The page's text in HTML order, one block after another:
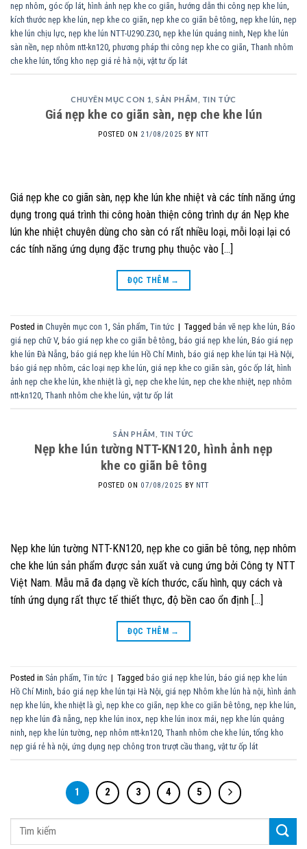
nẹp nhôm góc ốp lát hình ảnh nẹp khe co giãn hướng dẫn thi công nẹp khe lún
kích thước nẹp khe lún nẹp khe co giãn nẹp khe co giãn bê tông nẹp khe lún nẹp
khe lún chịu lực nẹp khe lún NTT-U290.Z30 nẹp khe lún quảng ninh Nẹp khe lún
sàn nền nẹp nhôm ntt-kn120 phương pháp thi công nẹp khe co giãn Thanh nhôm
che khe lún ,tổng kho nẹp giá rẻ hà nội vật tư ốp lát
CHUYÊN MỤC CON 1 ,SẢN PHẨM TIN TỨC
Giá nẹp khe co giãn sàn, nẹp che khe lún
POSTED ON 21/08/2025 BY NTT
Giá nẹp khe co giãn sàn, nẹp khe lún khe nhiệt và các tính năng ứng
dụng trong quá trình thi công hoàn thiện công trình dự án Nẹp khe
lún khe nhiệt chuyên dùng cho sàn có rất nhiều loại, mỗi loại lại có
các tính năng ứng dụng đặc trưng phụ thuộc vào […]
ĐỌC THÊM →
Posted in Chuyên mục con 1, Sản phẩm, Tin tức | Tagged bản vẽ nẹp khe lún, Báo
giá nẹp chữ V, báo giá nẹp khe co giãn bê tông, báo giá nẹp khe lún, Báo giá nẹp
khe lún Đà Nẵng, báo giá nẹp khe lún Hồ Chí Minh, báo giá nẹp khe lún tại Hà Nội,
báo giá nẹp nhôm, các loại nẹp khe lún, giá nẹp khe co giãn sàn, góc ốp lát, hình
ảnh nẹp che khe lún, khe nhiệt là gì, nẹp che khe lún, nẹp che khe nhiệt, nẹp nhôm
ntt-kn120, Thanh nhôm che khe lún, vật tư ốp lát
SẢN PHẨM TIN TỨC
Nẹp khe lún tường NTT-KN120, hình ảnh nẹp
khe co giãn bê tông
POSTED ON 07/08/2025 BY NTT
Nẹp khe lún tường NTT-KN120, nẹp khe co giãn bê tông, nẹp nhôm
che khe lún sản phẩm được sản xuất và cung ứng bởi Công ty NTT
Việt Nam. Mẫu mã đa dạng về kích thước, cấu hình, quy cách và
tính ứng dụng rất thực tế thiết thực, độ bền cao ổn định […]
ĐỌC THÊM →
Posted in Sản phẩm, Tin tức | Tagged báo giá nẹp khe lún, báo giá nẹp khe lún
Hồ Chí Minh, báo giá nẹp khe lún tại Hà Nội, giá nẹp Nhôm khe lún hà nội, hình ảnh
nẹp khe lún, khe nhiệt là gì, nẹp khe co giãn, nẹp khe co giãn bê tông, nẹp khe lún,
nẹp khe lún đà nẵng, nẹp khe lún inox, nẹp khe lún inox mái, nẹp khe lún quảng
ninh, nẹp khe lún tường, nẹp nhôm ntt-kn120, Thanh nhôm che khe lún,tổng kho
nẹp giá rẻ hà nội, ứng dụng nẹp chông tron trượt cầu thang, vật tư ốp lát
1 2 3 4 5